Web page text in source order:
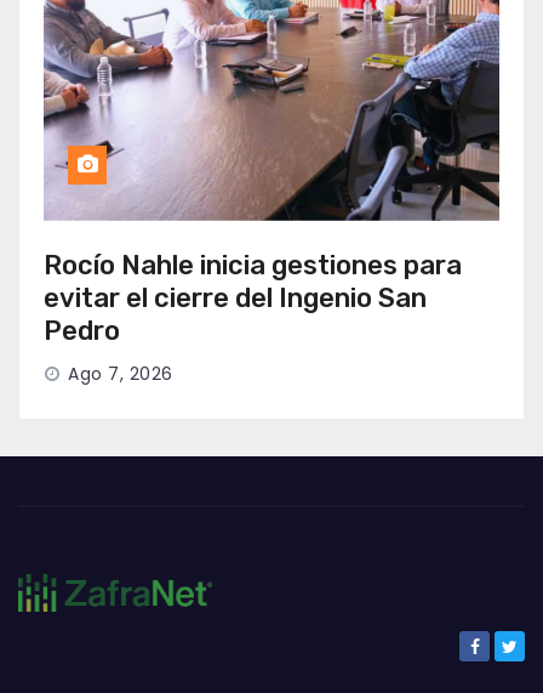
Rocío Nahle inicia gestiones para
evitar el cierre del Ingenio San
Pedro
Ago 7, 2026